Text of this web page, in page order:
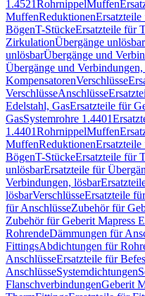
1.4521RohrnippelMuffen
MuffenReduktionen
BögenT-StückeErsatzteile für
ZirkulationÜbergänge unlösbar
unlösbarÜbergänge und
Übergänge und Verbindungen,
KompensatorenVerschlüsse
VerschlüsseAnschlüsse
Edelstahl, GasErsatzteile für
GasSystemrohre 1.4401
1.4401RohrnippelMuffen
MuffenReduktionen
BögenT-StückeErsatzteile für
unlösbarErsatzteile für
Verbindungen, lösbar
lösbarVerschlüsseErsatzteile
für AnschlüsseZubehör für
Zubehör für Geberit Mapress
RohrendeDämmungen für
FittingsAbdichtungen für
AnschlüsseErsatzteile für
AnschlüsseSystemdichtungen
FlanschverbindungenGeberit